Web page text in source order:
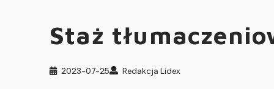
Staż
2023-07-25 Redakcja Lidex